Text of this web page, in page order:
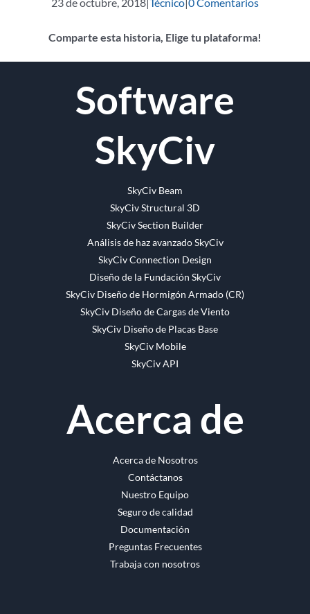
Comparte esta historia, Elige tu plataforma!
Software
SkyCiv
SkyCiv Beam
SkyCiv Structural 3D
SkyCiv Section Builder
Análisis de haz avanzado SkyCiv
SkyCiv Connection Design
Diseño de la Fundación SkyCiv
SkyCiv Diseño de Hormigón Armado (CR)
SkyCiv Diseño de Cargas de Viento
SkyCiv Diseño de Placas Base
SkyCiv Mobile
SkyCiv API
Acerca de
Acerca de Nosotros
Contáctanos
Nuestro Equipo
Seguro de calidad
Documentación
Preguntas Frecuentes
Trabaja con nosotros